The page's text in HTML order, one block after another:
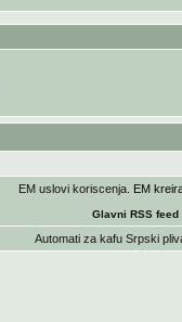
EM uslovi koriscenja . EM
Glavni RSS feed
Automati za kafu Srpski